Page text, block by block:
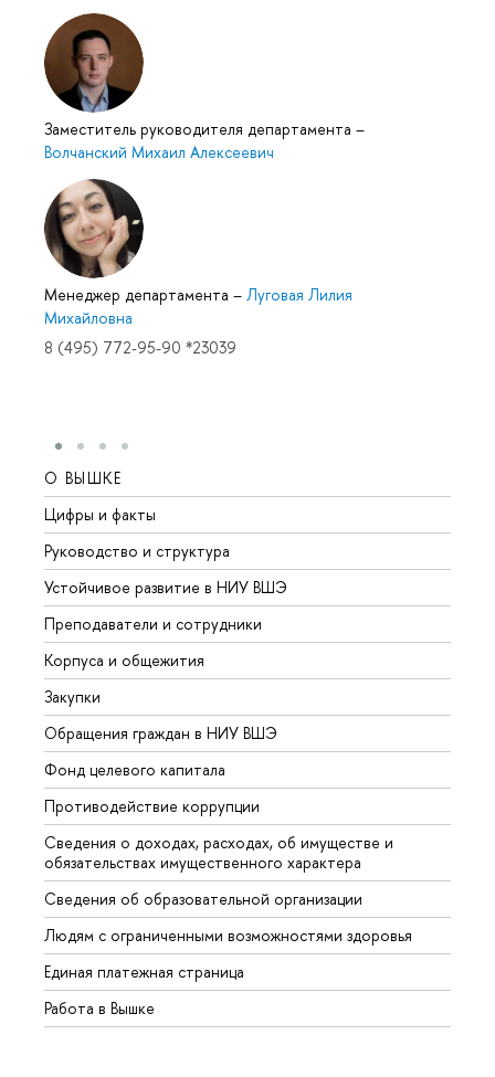
Заместитель руководителя департамента –
Волчанский Михаил Алексеевич
Менеджер департамента – Луговая Лилия
Михайловна
8 (495) 772-95-90 *23039
О ВЫШКЕ
Цифры и факты
Руководство и структура
Устойчивое развитие в НИУ ВШЭ
Преподаватели и сотрудники
Корпуса и общежития
Закупки
Обращения граждан в НИУ ВШЭ
Фонд целевого капитала
Противодействие коррупции
Сведения о доходах, расходах, об имуществе и
обязательствах имущественного характера
Сведения об образовательной организации
Людям с ограниченными возможностями здоровья
Единая платежная страница
Работа в Вышке